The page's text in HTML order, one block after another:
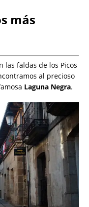
más
las faldas de los Picos
al precioso
Laguna Negra.